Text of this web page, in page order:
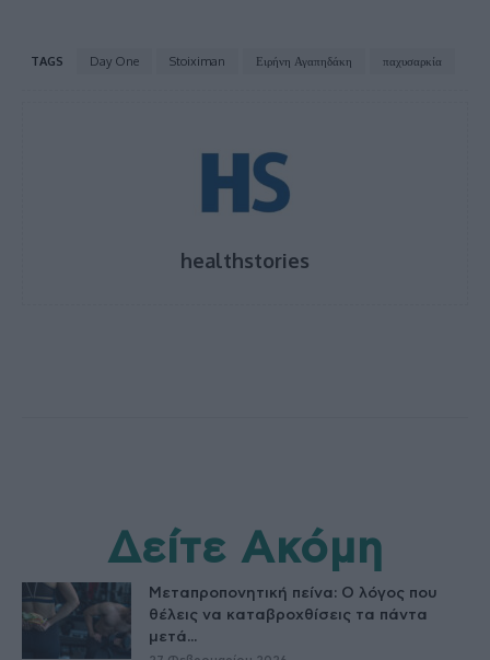
TAGS Day One Stoiximan Ειρήνη Αγαπηδάκη παχυσαρκία
healthstories
Δείτε Ακόμη
Μεταπροπονητική πείνα: Ο λόγος που
θέλεις να καταβροχθίσεις τα πάντα
μετά...